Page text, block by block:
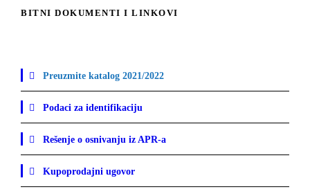
BITNI DOKUMENTI I LINKOVI
Preuzmite katalog 2021/2022
Podaci za identifikaciju
Rešenje o osnivanju iz APR-a
Kupoprodajni ugovor